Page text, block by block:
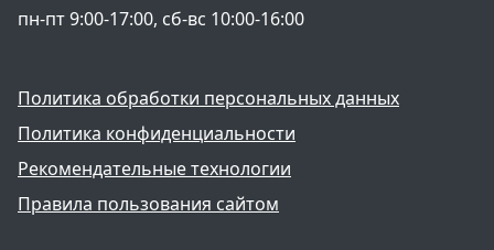
пн-пт 9:00-17:00, сб-вс 10:00-16:00
Политика обработки персональных данных
Политика конфиденциальности
Рекомендательные технологии
Правила пользования сайтом